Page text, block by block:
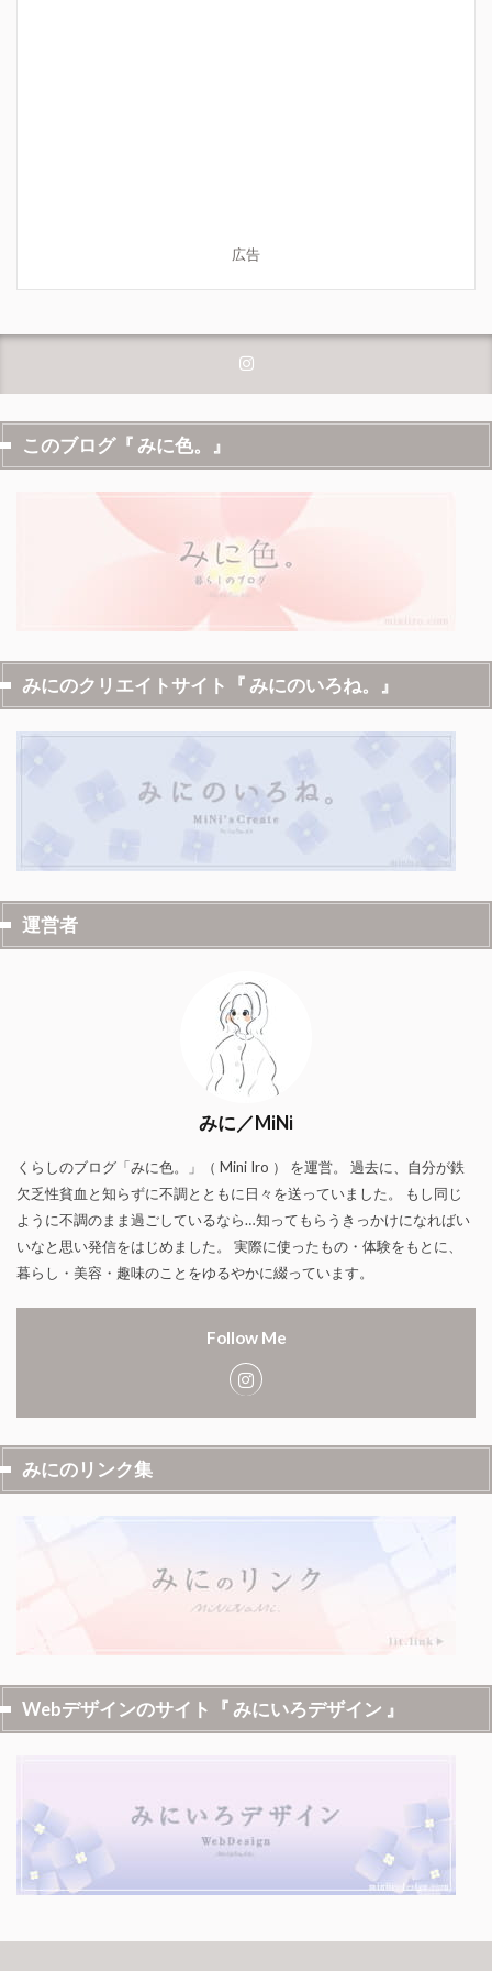
広告
このブログ『 みに色。』
みにのクリエイトサイト『 みにのいろね。』
運営者
みに／MiNi
くらしのブログ「みに色。」（ Mini Iro ） を運営。 過去に、自分が鉄
欠乏性貧血と知らずに不調とともに日々を送っていました。 もし同じ
ように不調のまま過ごしているなら…知ってもらうきっかけになればい
いなと思い発信をはじめました。 実際に使ったもの・体験をもとに、
暮らし・美容・趣味のことをゆるやかに綴っています。
Follow Me
みにのリンク集
Webデザインのサイト『 みにいろデザイン 』